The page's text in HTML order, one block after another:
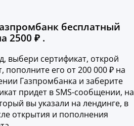
бесплатный
2500 ₽ .
выбери сертификат, открой
пополните его от 200 000 ₽ на
Газпромбанка и заберите
придет в SMS-сообщении, на
вы указали на лендинге, в
открытия и пополнения